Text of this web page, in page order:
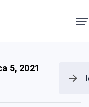
5, 2021